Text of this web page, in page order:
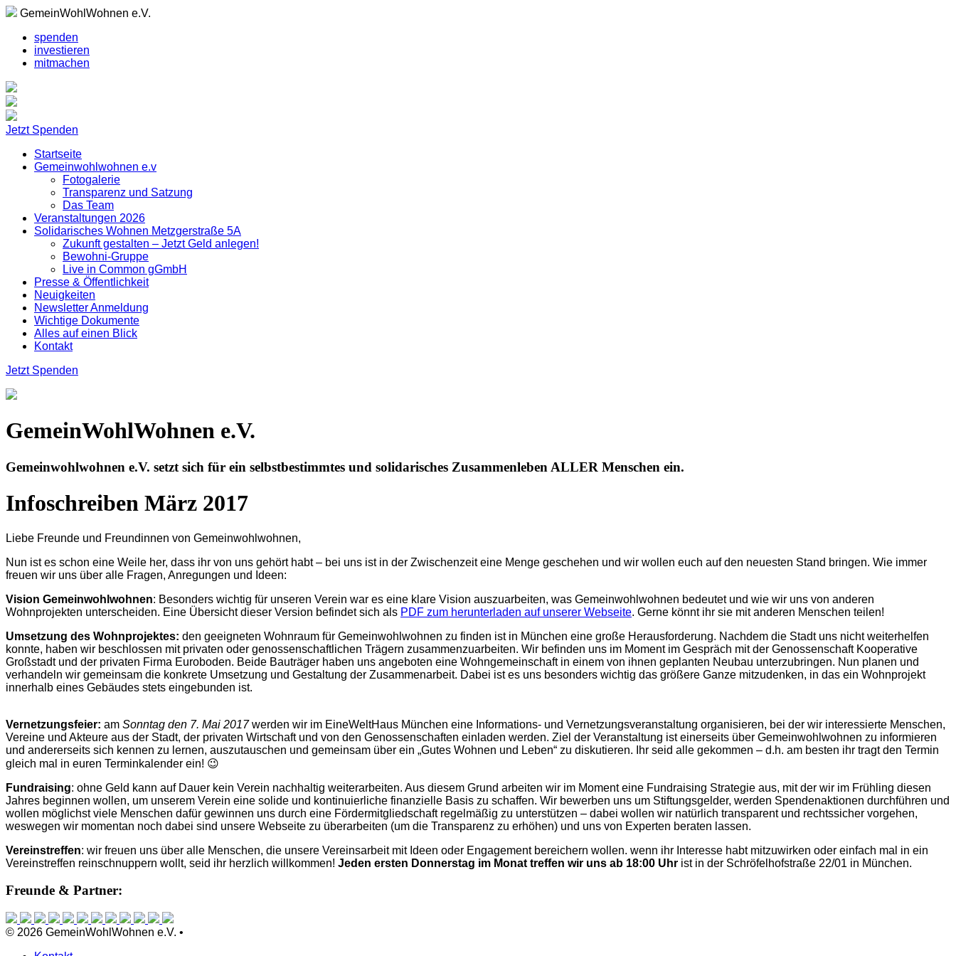
GemeinWohlWohnen e.V.
spenden
investieren
mitmachen
Jetzt Spenden
Startseite
Gemeinwohlwohnen e.v
Fotogalerie
Transparenz und Satzung
Das Team
Veranstaltungen 2026
Solidarisches Wohnen Metzgerstraße 5A
Zukunft gestalten – Jetzt Geld anlegen!
Bewohni-Gruppe
Live in Common gGmbH
Presse & Öffentlichkeit
Neuigkeiten
Newsletter Anmeldung
Wichtige Dokumente
Alles auf einen Blick
Kontakt
Jetzt Spenden
GemeinWohlWohnen e.V.
Gemeinwohlwohnen e.V. setzt sich für ein selbstbestimmtes und solidarisches Zusammenleben ALLER Menschen ein.
Infoschreiben März 2017
Liebe Freunde und Freundinnen von Gemeinwohlwohnen,
Nun ist es schon eine Weile her, dass ihr von uns gehört habt – bei uns ist in der Zwischenzeit eine Menge geschehen und wir wollen euch auf den neuesten Stand bringen. Wie immer
freuen wir uns über alle Fragen, Anregungen und Ideen:
Vision Gemeinwohlwohnen: Besonders wichtig für unseren Verein war es eine klare Vision auszuarbeiten, was Gemeinwohlwohnen bedeutet und wie wir uns von anderen
Wohnprojekten unterscheiden. Eine Übersicht dieser Version befindet sich als PDF zum herunterladen auf unserer Webseite. Gerne könnt ihr sie mit anderen Menschen teilen!
Umsetzung des Wohnprojektes: den geeigneten Wohnraum für Gemeinwohlwohnen zu finden ist in München eine große Herausforderung. Nachdem die Stadt uns nicht weiterhelfen
konnte, haben wir beschlossen mit privaten oder genossenschaftlichen Trägern zusammenzuarbeiten. Wir befinden uns im Moment im Gespräch mit der Genossenschaft Kooperative
Großstadt und der privaten Firma Euroboden. Beide Bauträger haben uns angeboten eine Wohngemeinschaft in einem von ihnen geplanten Neubau unterzubringen. Nun planen und
verhandeln wir gemeinsam die konkrete Umsetzung und Gestaltung der Zusammenarbeit. Dabei ist es uns besonders wichtig das größere Ganze mitzudenken, in das ein Wohnprojekt
innerhalb eines Gebäudes stets eingebunden ist.
Vernetzungsfeier: am Sonntag den 7. Mai 2017werden wir im EineWeltHaus München eine Informations- und Vernetzungsveranstaltung organisieren, bei der wir interessierte Menschen,
Vereine und Akteure aus der Stadt, der privaten Wirtschaft und von den Genossenschaften einladen werden. Ziel der Veranstaltung ist einerseits über Gemeinwohlwohnen zu informieren
und andererseits sich kennen zu lernen, auszutauschen und gemeinsam über ein „Gutes Wohnen und Leben“ zu diskutieren. Ihr seid alle gekommen – d.h. am besten ihr tragt den Termin
gleich mal in euren Terminkalender ein! 😉
Fundraising: ohne Geld kann auf Dauer kein Verein nachhaltig weiterarbeiten. Aus diesem Grund arbeiten wir im Moment eine Fundraising Strategie aus, mit der wir im Frühling diesen
Jahres beginnen wollen, um unserem Verein eine solide und kontinuierliche finanzielle Basis zu schaffen. Wir bewerben uns um Stiftungsgelder, werden Spendenaktionen durchführen und
wollen möglichst viele Menschen dafür gewinnen uns durch eine Fördermitgliedschaft regelmäßig zu unterstützen – dabei wollen wir natürlich transparent und rechtssicher vorgehen,
weswegen wir momentan noch dabei sind unsere Webseite zu überarbeiten (um die Transparenz zu erhöhen) und uns von Experten beraten lassen.
Vereinstreffen: wir freuen uns über alle Menschen, die unsere Vereinsarbeit mit Ideen oder Engagement bereichern wollen. wenn ihr Interesse habt mitzuwirken oder einfach mal in ein
Vereinstreffen reinschnuppern wollt, seid ihr herzlich willkommen! Jeden ersten Donnerstag im Monat treffen wir uns ab 18:00 Uhr ist in der Schröfelhofstraße 22/01 in München.
Freunde & Partner:
© 2026 GemeinWohlWohnen e.V. •